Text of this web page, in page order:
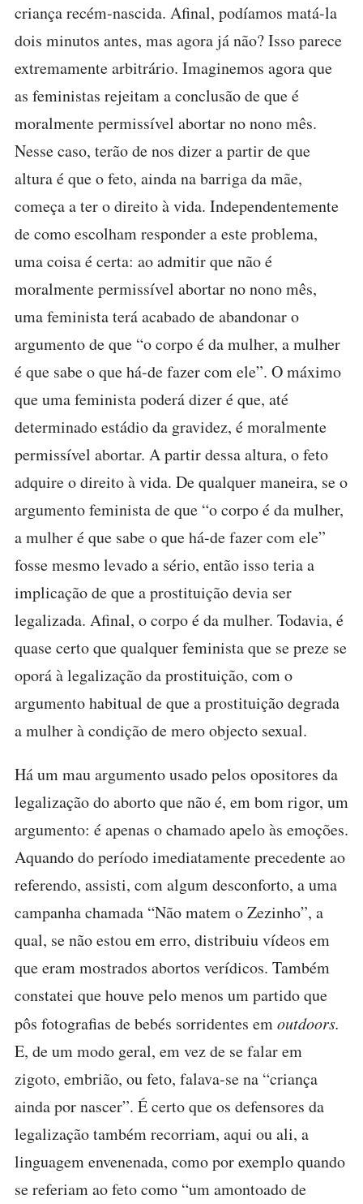
criança recém-nascida. Afinal, podíamos matá-la
dois minutos antes, mas agora já não? Isso parece
extremamente arbitrário. Imaginemos agora que
as feministas rejeitam a conclusão de que é
moralmente permissível abortar no nono mês.
Nesse caso, terão de nos dizer a partir de que
altura é que o feto, ainda na barriga da mãe,
começa a ter o direito à vida. Independentemente
de como escolham responder a este problema,
uma coisa é certa: ao admitir que não é
moralmente permissível abortar no nono mês,
uma feminista terá acabado de abandonar o
argumento de que “o corpo é da mulher, a mulher
é que sabe o que há-de fazer com ele”. O máximo
que uma feminista poderá dizer é que, até
determinado estádio da gravidez, é moralmente
permissível abortar. A partir dessa altura, o feto
adquire o direito à vida. De qualquer maneira, se o
argumento feminista de que “o corpo é da mulher,
a mulher é que sabe o que há-de fazer com ele”
fosse mesmo levado a sério, então isso teria a
implicação de que a prostituição devia ser
legalizada. Afinal, o corpo é da mulher. Todavia, é
quase certo que qualquer feminista que se preze se
oporá à legalização da prostituição, com o
argumento habitual de que a prostituição degrada
a mulher à condição de mero objecto sexual.
Há um mau argumento usado pelos opositores da
legalização do aborto que não é, em bom rigor, um
argumento: é apenas o chamado apelo às emoções.
Aquando do período imediatamente precedente ao
referendo, assisti, com algum desconforto, a uma
campanha chamada “Não matem o Zezinho”, a
qual, se não estou em erro, distribuiu vídeos em
que eram mostrados abortos verídicos. Também
constatei que houve pelo menos um partido que
pôs fotografias de bebés sorridentes emoutdoors.
E, de um modo geral, em vez de se falar em
zigoto, embrião, ou feto, falava-se na “criança
ainda por nascer”. É certo que os defensores da
legalização também recorriam, aqui ou ali, a
linguagem envenenada, como por exemplo quando
se referiam ao feto como “um amontoado de